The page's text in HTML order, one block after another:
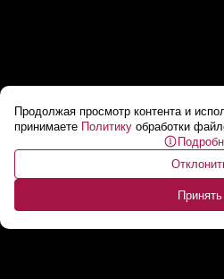
Продолжая просмотр контента и
принимаете Политику обработки
Принять
Лидер Ганы пригласил
домой! // «Будет о чем